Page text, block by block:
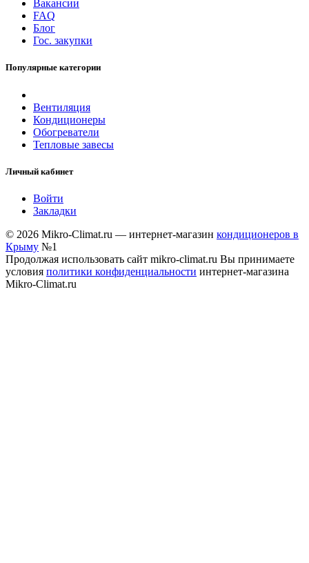
Вакансии
FAQ
Блог
Гос. закупки
Популярные категории
Вентиляция
Кондиционеры
Обогреватели
Тепловые завесы
Личный кабинет
Войти
Закладки
© 2026 Mikro-Climat.ru — интернет-магазин кондиционеров в
Крыму №1
Продолжая использовать сайт mikro-climat.ru Вы принимаете
условия политики конфиденциальности интернет-магазина
Mikro-Climat.ru